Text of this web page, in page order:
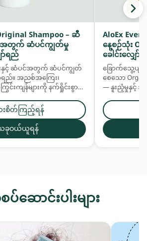
Shampoo – ဆီ
ားအတွက် ဆံပင်ကျွတ်မှု
ာ်ရည်
ားနှင့် ဆံပင်အတွက် ဆံပင်ကျွတ်
ာ်ရည်။ အညစ်အကြေး၊
းကျန်များကို နက်ရှိုင်းစွာ
အာဟာရဖြည့်ပေးသည်။
စိတ်ကြည့်ရန်
ခုဝယ်ယူရန်
AloEx
နေ့စဉ်သုံး
ခေါင်းလျှော်
ခြောက်သွေ့ပ
စေသော
— နူးညံ့မှုနှင့်
ပေးသည်။ ဆံပင်
အတွက် နေ့စဉ်
ဆောင်းပါးများ